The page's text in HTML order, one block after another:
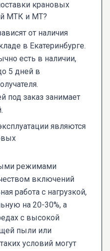
крановых
МТК и МТ?
от наличия
в Екатеринбурге.
есть в наличии,
5 дней в
под заказ занимает
являются
режимами
включений
работа с нагрузкой,
на 20-30%, а
с высокой
пыли или
условий могут